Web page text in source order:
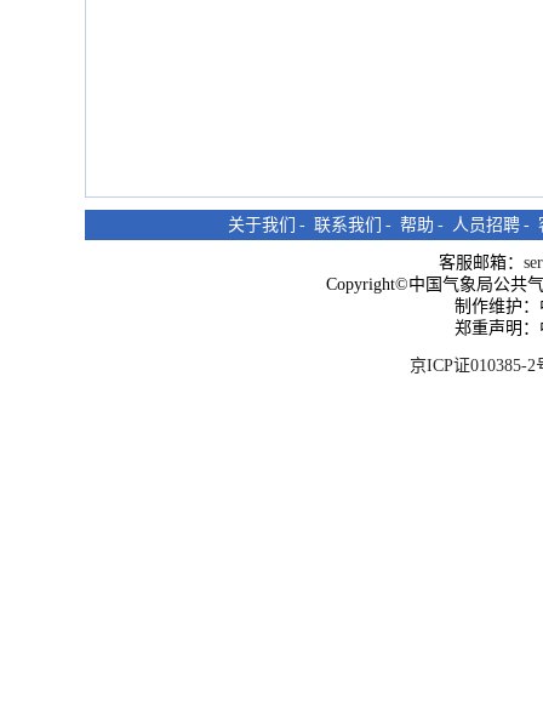
关于我们 - 联系我们 - 帮助 - 人员招聘 -
客服邮箱：
Copyright©中国气象局公共
制作维护
郑重声明
京ICP证010385-2